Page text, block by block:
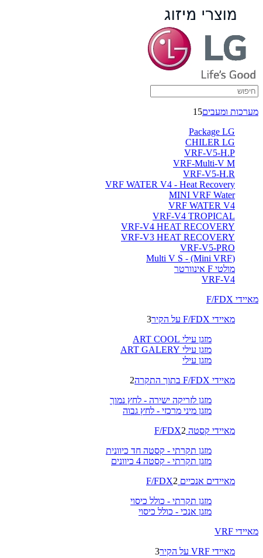
HRV
with
DX
-
ברימאג
מערכות
מערכות ומעבים15
Package LG
CHILER LG
VRF-V5-H.P
VRF-Multi-V M
VRF-V5-H.R
VRF WATER V4 - Heat Recovery
MINI VRF Water
VRF WATER V4
VRF-V4 TROPICAL
VRF-V4 HEAT RECOVERY
VRF-V3 HEAT RECOVERY
VRF-V5-PRO
(Multi V S - (Mini VRF
מולטי F אינוורטר
VRF-V4
מאיידי F/FDX
מאיידי F/FDX על הקיר
3
מזגן עילי ART COOL
מזגן עילי ART GALERY
מזגן עילי
מאיידי F/FDX בתוך התקרה
2
מזגן לזריקה ישירה - לחץ נמוך
מזגן מיני מרכזי - לחץ גבוה
מאיידי קסטה F/FDX 2
מזגן תקרתי - קסטה חד כיוונית
מזגן תקרתי - קסטה 4 כיוונים
מאיידים אנכיים F/FDX 2
מזגן תקרתי - כולל כיסוי
מזגן אנכי - כולל כיסוי
מאיידי VRF
מאיידי VRF על הקיר
3